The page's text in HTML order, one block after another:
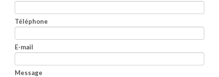
Téléphone
E-mail
Message